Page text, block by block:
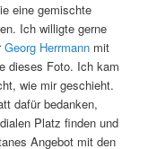
eine gemischte
Ich willigte gerne
Georg Herrmann mit
dieses Foto. Ich kam
wie mir geschieht.
dafür bedanken,
Platz finden und
Angebot mit den